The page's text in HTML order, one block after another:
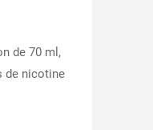
de 70 ml,
de nicotine